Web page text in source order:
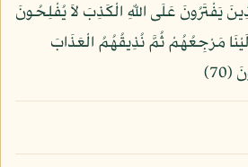
إِنَّ الَّذِينَ يَفْتَرُونَ عَلَى اللّهِ الْكَذِبَ لاَ يُفْلِحُونَ
إِلَيْنَا مَرْجِعُهُمْ ثُمَّ نُذِيقُهُمُ الْعَذَابَ